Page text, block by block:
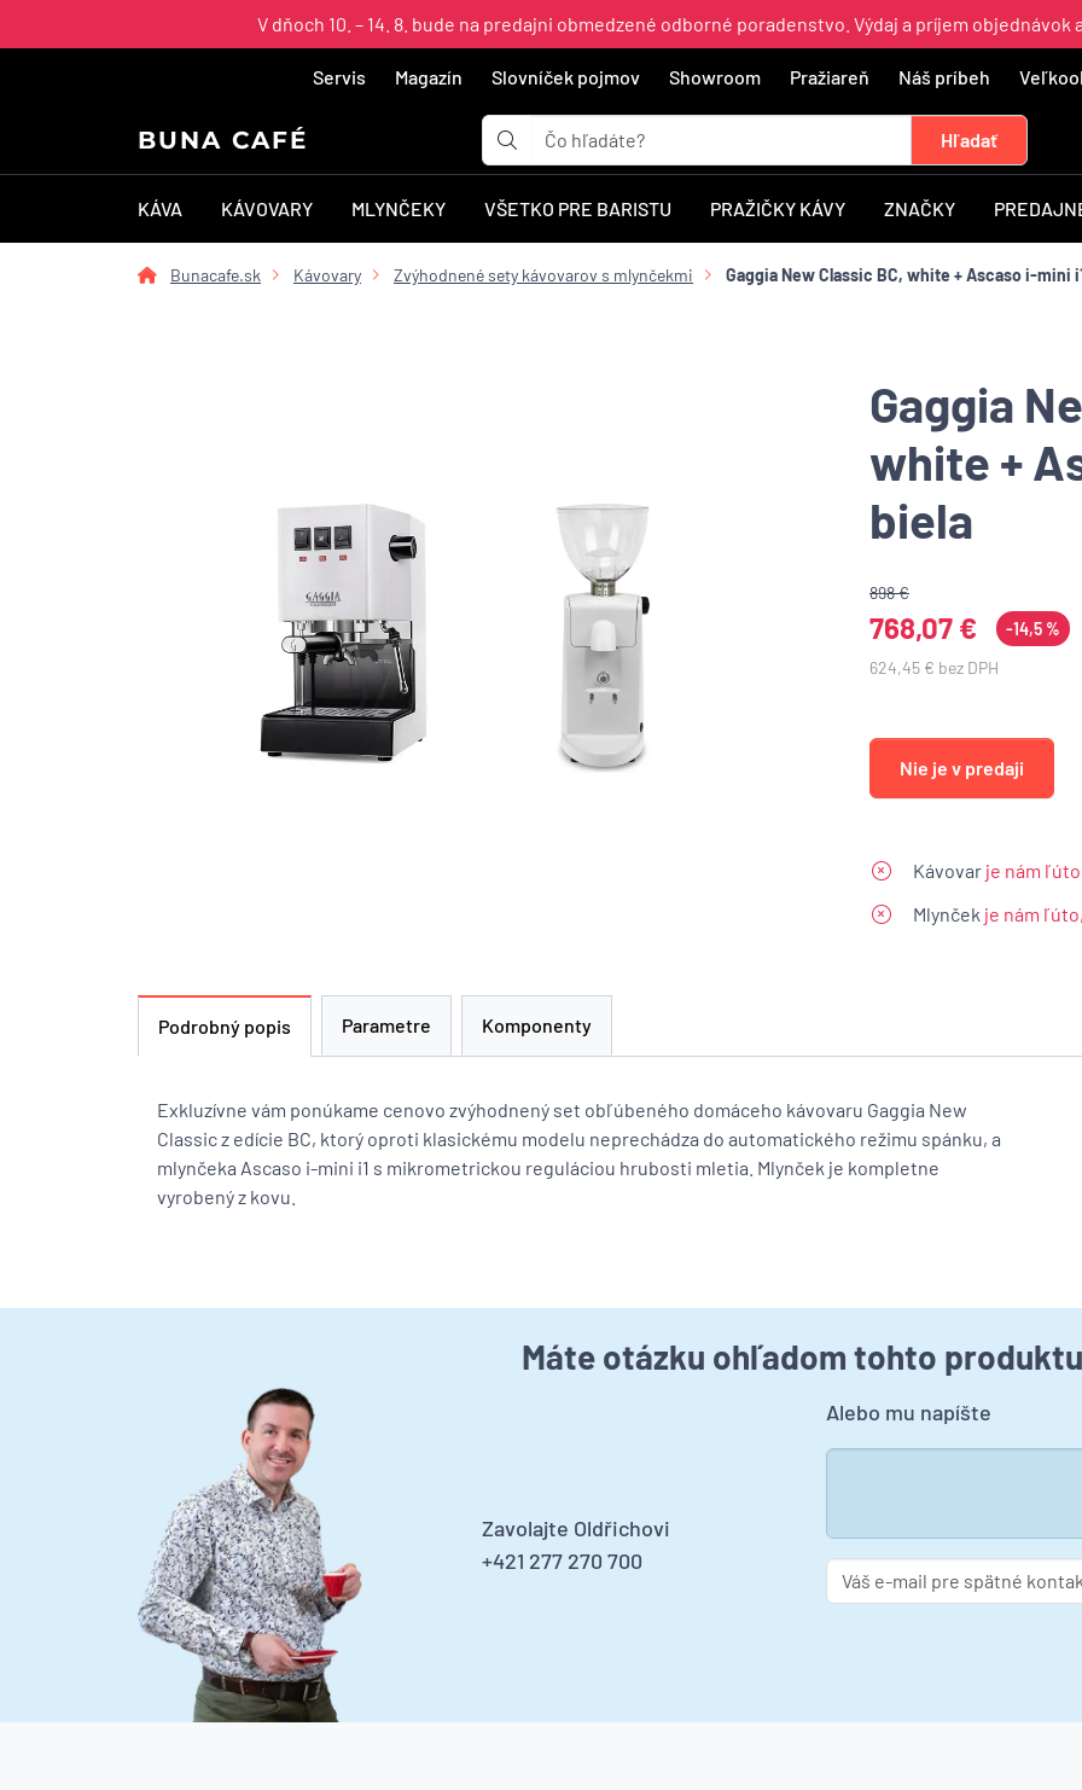
V dňoch 10. – 14. 8. bude na predajni obmedzené odborné poradenstvo. Výdaj a príjem
Servis Magazín Slovníček pojmov Showroom Pražiareň Náš príbeh
BUNA CAFÉ
KÁVA KÁVOVARY MLYNČEKY VŠETKO PRE BARISTU PRAŽIČKY KÁVY ZNAČKY
Bunacafe.sk Kávovary Zvýhodnené sety kávovarov s mlynčekmi Gaggia New Classic BC, white + Ascaso i-mini
Gaggia
white +
biela
898 €
768,07 €
-14,5 %
624,45 € bez DPH
Nie je v predaji
Kávovar je nám
Mlynček je nám
Podrobný popis Parametre Komponenty
Exkluzívne vám ponúkame cenovo zvýhodnený set obľúbeného domáceho kávovaru Gaggia New
Classic z edície BC, ktorý oproti klasickému modelu neprechádza do automatického režimu spánku, a
mlynčeka Ascaso i-mini i1 s mikrometrickou reguláciou hrubosti mletia. Mlynček je kompletne
vyrobený z kovu.
Máte otázku ohľadom tohto
Zavolajte Oldřichovi
+421 277 270 700
Alebo mu napíšte